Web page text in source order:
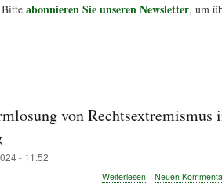
abonnieren Sie unseren Newsletter, um
von Rechtsextremismus
- 11:52
Weiterlesen über
Neuen